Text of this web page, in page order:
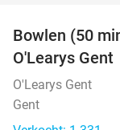
Bowlen (50
O'Learys Gent
O'Learys Gent
Gent